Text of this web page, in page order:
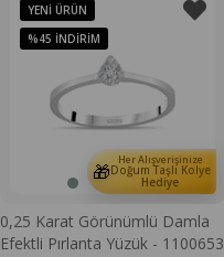
🎁 Her Alışverişinize
Doğum Taşlı Kolye
Hediye
0,25 Karat Görünümlü Damla
Efektli Pırlanta Yüzük - 1100653
YENI ÜRÜN
%45 İNDIRIM